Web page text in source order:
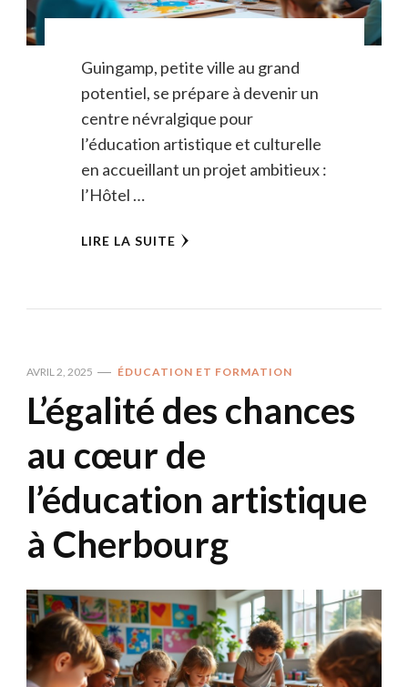
Guingamp, petite ville au grand
potentiel, se prépare à devenir un
centre névralgique pour
l’éducation artistique et culturelle
en accueillant un projet ambitieux :
l’Hôtel …
LIRE LA SUITE
AVRIL 2, 2025 ÉDUCATION ET FORMATION
L’égalité des chances
au cœur de
l’éducation artistique
à Cherbourg